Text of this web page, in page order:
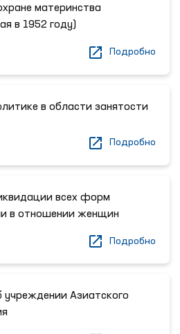
материнства
в 1952 году)
Подробно
в области занятости
Подробно
всех форм
в отношении женщин
Подробно
учреждении Азиатского